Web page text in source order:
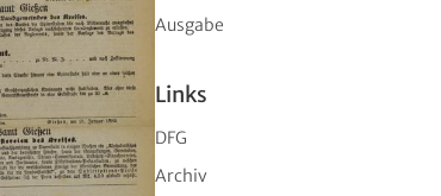
Ausgabe
Links
DFG
Archiv